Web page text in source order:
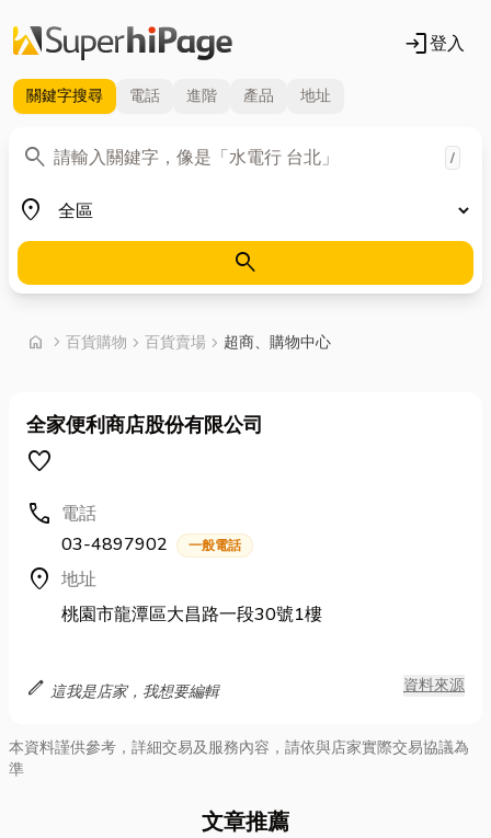
login登入
關鍵字搜尋 電話 進階 產品 地址
search
關鍵字 /
place
地區
search
home chevron_right 首頁
百貨購物 chevron_right 百貨賣場 chevron_right 超商、購物中心
全家便利商店股份有限公司
favorite
call 電話
03-4897902
一般電話
location_on 地址
桃園市龍潭區大昌路一段30號1樓
edit 這我是店家，我想要編輯 資料來源
本資料謹供參考，詳細交易及服務內容，請依與店家實際交易協議為
準
文章推薦